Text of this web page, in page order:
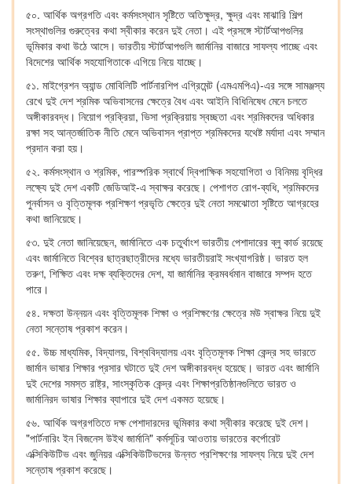
৫০. আর্থিক অগ্রগতি এবং কর্মসংস্থান সৃষ্টিতে অতিক্ষুদ্র, ক্ষুদ্র এবং মাঝারি শিল্প
সংস্থাগুলির গুরুত্বের কথা স্বীকার করেন দুই নেতা। এই প্রসঙ্গে স্টার্টআপগুলির
ভূমিকার কথা উঠে আসে। ভারতীয় স্টার্টআপগুলি জার্মানির বাজারে সাফল্য পাচ্ছে এবং
বিদেশের আর্থিক সহযোগিতাকে এগিয়ে নিয়ে যাচ্ছে।
৫১. মাইগ্রেশন অ্যান্ড মোবিলিটি পার্টনারশিপ এগ্রিমেন্ট (এমএমপিএ)-এর সঙ্গে সামঞ্জস্য
রেখে দুই দেশ শ্রমিক অভিবাসনের ক্ষেত্রে বৈধ এবং আইনি বিধিনিষেধ মেনে চলতে
অঙ্গীকারবদ্ধ। নিয়োগ প্রক্রিয়া, ভিসা প্রক্রিয়ায় স্বচ্ছতা এবং শ্রমিকদের অধিকার
রক্ষা সহ আন্তর্জাতিক নীতি মেনে অভিবাসন প্রাপ্ত শ্রমিকদের যথেষ্ট মর্যাদা এবং সম্মান
প্রদান করা হয়।
৫২. কর্মসংস্থান ও শ্রমিক, পারস্পরিক স্বার্থে দ্বিপাক্ষিক সহযোগিতা ও বিনিময় বৃদ্ধির
লক্ষ্যে দুই দেশ একটি জেডিআই-এ স্বাক্ষর করেছে। পেশাগত রোগ-ব্যধি, শ্রমিকদের
পুনর্বাসন ও বৃত্তিমূলক প্রশিক্ষণ প্রভৃতি ক্ষেত্রে দুই নেতা সমঝোতা সৃষ্টিতে আগ্রহের
কথা জানিয়েছে।
৫৩. দুই নেতা জানিয়েছেন, জার্মানিতে এক চতুর্থাংশ ভারতীয় পেশাদারের ব্লু কার্ড রয়েছে
এবং জার্মানিতে বিশ্বের ছাত্রছাত্রীদের মধ্যে ভারতীয়রাই সংখ্যাগরিষ্ঠ। ভারত হল
তরুণ, শিক্ষিত এবং দক্ষ ব্যক্তিদের দেশ, যা জার্মানির ক্রমবর্ধমান বাজারে সম্পদ হতে
পারে।
৫৪. দক্ষতা উন্নয়ন এবং বৃত্তিমূলক শিক্ষা ও প্রশিক্ষণের ক্ষেত্রে মউ স্বাক্ষর নিয়ে দুই
নেতা সন্তোষ প্রকাশ করেন।
৫৫. উচ্চ মাধ্যমিক, বিদ্যালয়, বিশ্ববিদ্যালয় এবং বৃত্তিমূলক শিক্ষা কেন্দ্র সহ ভারতে
জার্মান ভাষার শিক্ষার প্রসার ঘটাতে দুই দেশ অঙ্গীকারবদ্ধ হয়েছে। ভারত এবং জার্মানি
দুই দেশের সমস্ত রাষ্ট্র, সাংস্কৃতিক কেন্দ্র এবং শিক্ষাপ্রতিষ্ঠানগুলিতে ভারত ও
জার্মানিরদ ভাষার শিক্ষার ব্যাপারে দুই দেশ একমত হয়েছে।
৫৬. আর্থিক অগ্রগতিতে দক্ষ পেশাদারদের ভূমিকার কথা স্বীকার করেছে দুই দেশ।
"পার্টনারিং ইন বিজনেস উইথ জার্মানি" কর্মসূচির আওতায় ভারতের কর্পোরেট
এক্সিকিউটিভ এবং জুনিয়র এক্সিকিউটিভদের উন্নত প্রশিক্ষণের সাফল্য নিয়ে দুই দেশ
সন্তোষ প্রকাশ করেছে।